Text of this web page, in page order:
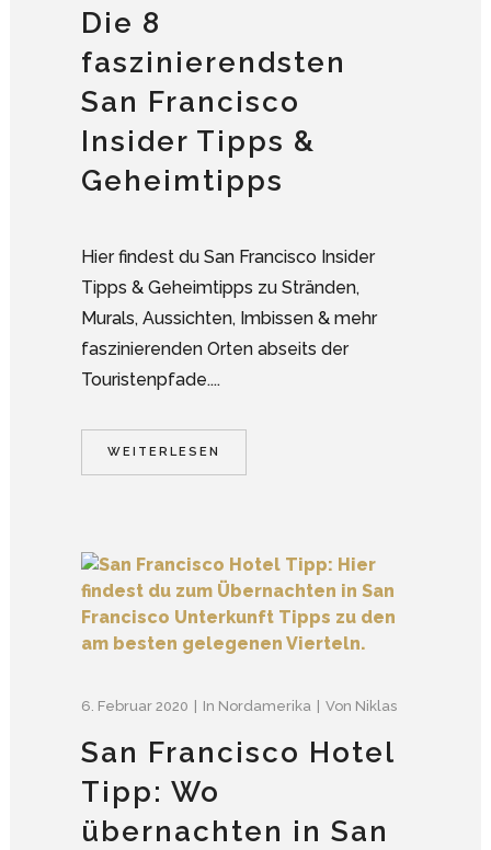
Die 8
faszinierendsten
San Francisco
Insider Tipps &
Geheimtipps
Hier findest du San Francisco Insider
Tipps & Geheimtipps zu Stränden,
Murals, Aussichten, Imbissen & mehr
faszinierenden Orten abseits der
Touristenpfade....
WEITERLESEN
6. Februar 2020 In Nordamerika Von Niklas
San Francisco Hotel
Tipp: Wo
übernachten in San